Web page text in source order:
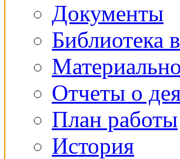
Документы
Библиотека
Отчеты о
План работы
История